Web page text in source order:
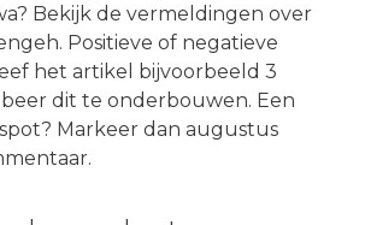
Bekijk de vermeldingen over
Positieve of negatieve
het artikel bijvoorbeeld 3
dit te onderbouwen. Een
Markeer dan augustus